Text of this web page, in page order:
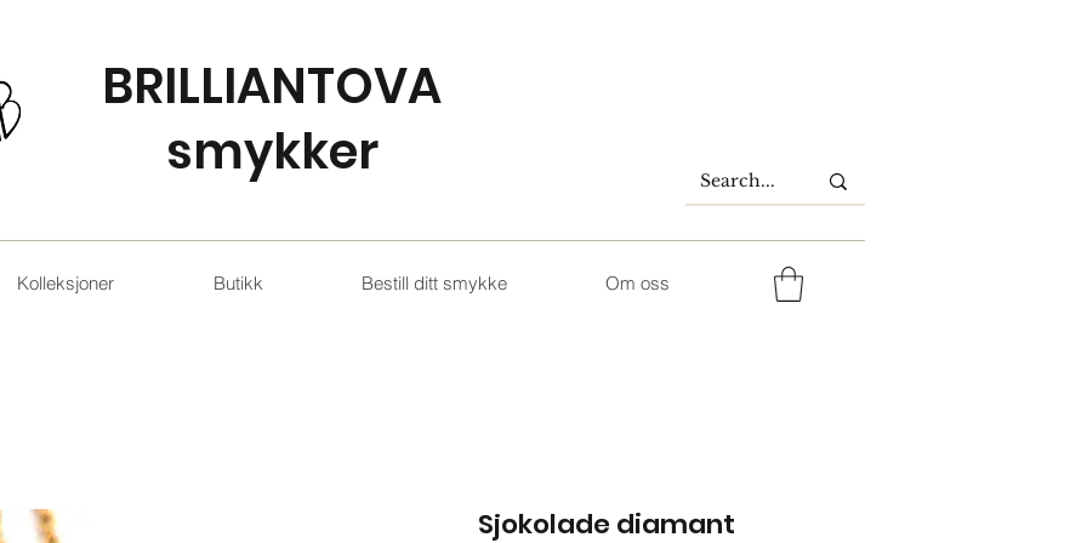
BRILLIANTOVA
smykker
Kolleksjoner Butikk Bestill ditt smykke Om oss
Sjokolade diamant